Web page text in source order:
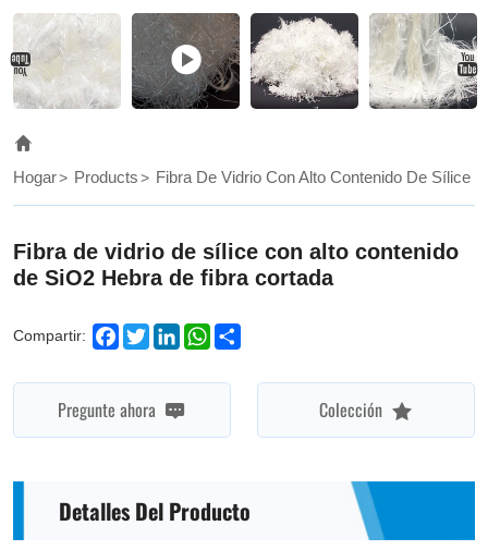
excellent
chemical
stability,
good
dielectric
High
glass
fiber
short
cut
is
made
Hogar Products Fibra De Vidrio Con Alto Contenido De Sílice
Fibra de vidrio de sílice con alto contenido
de SiO2 Hebra de fibra cortada
Compartir: Facebook
TwitterLinkedInWhatsApp
Pregunte ahora Colección
Detalles Del Producto